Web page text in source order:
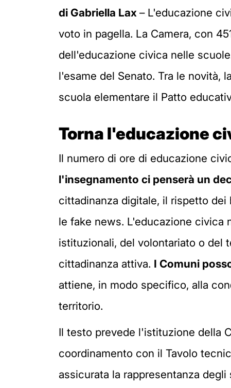
di Gabriella Lax – L'educazione
voto in pagella. La Camera, con
dell'educazione civica nelle
l'esame del Senato. Tra le novità,
scuola elementare il Patto
Torna l'educazione
Il numero di ore di educazione
l'insegnamento ci penserà un
cittadinanza digitale, il rispetto
le fake news. L'educazione civica
istituzionali, del volontariato o del
cittadinanza attiva. I Comuni
attiene, in modo specifico, alla
territorio.
Il testo prevede l'istituzione della
coordinamento con il Tavolo
assicurata la rappresentanza